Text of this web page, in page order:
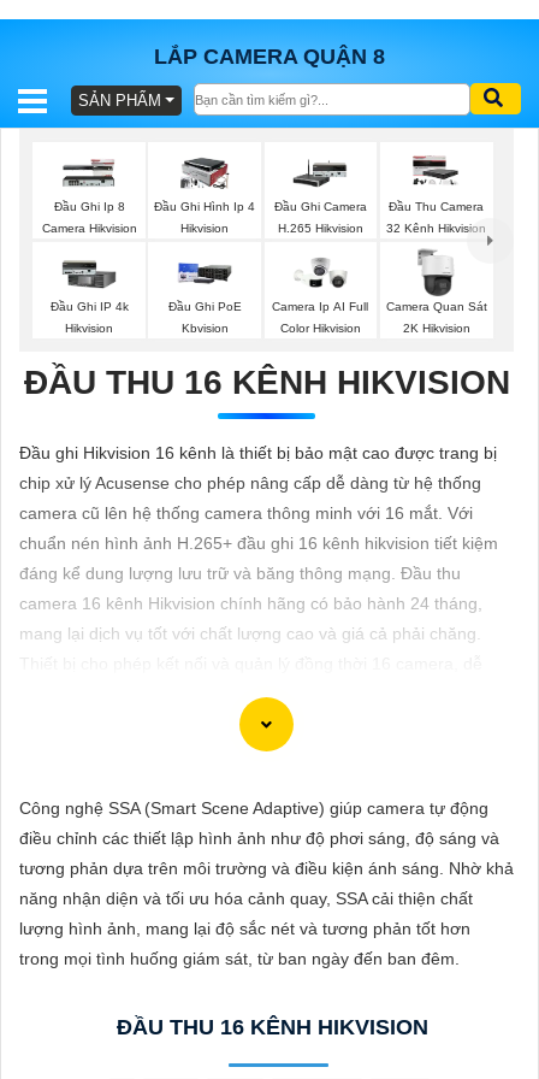
LẮP CAMERA QUẬN 8
BÁO
TRỌN
GÓI
SẢN
TƯ
VẤN
LẮP
ĐẶT
SẢN PHẨM
Đầu Ghi Ip 8
Camera Hikvision
Đầu Ghi Hình Ip 4
Hikvision
Đầu Ghi Camera
H.265 Hikvision
Đầu Thu Camera
32 Kênh Hikvision
Đầu Ghi IP 4k
Hikvision
Đầu Ghi PoE
Kbvision
Camera Ip AI Full
Color Hikvision
Camera Quan Sát
2K Hikvision
ĐẦU THU 16 KÊNH HIKVISION
Đầu ghi Hikvision 16 kênh là thiết bị bảo mật cao được trang bị
chip xử lý Acusense cho phép nâng cấp dễ dàng từ hệ thống
camera cũ lên hệ thống camera thông minh với 16 mắt. Với
chuẩn nén hình ảnh H.265+ đầu ghi 16 kênh hikvision tiết kiệm
đáng kể dung lượng lưu trữ và băng thông mạng. Đầu thu
camera 16 kênh Hikvision chính hãng có bảo hành 24 tháng,
mang lại dịch vụ tốt với chất lượng cao và giá cả phải chăng.
dàng truy cập và cấu hình, đồng thời hỗ trợ cổng Esata để mở
chăng cho ngôi nhà hoặc doanh nghiệp của mình? Hãy cân
nhắc lắp đặt Camera Hikvision, giải pháp hàng đầu trong lĩnh
Công nghệ SSA (Smart Scene Adaptive) giúp camera tự động
điều chỉnh các thiết lập hình ảnh như độ phơi sáng, độ sáng và
tương phản dựa trên môi trường và điều kiện ánh sáng. Nhờ khả
năng nhận diện và tối ưu hóa cảnh quay, SSA cải thiện chất
lượng hình ảnh, mang lại độ sắc nét và tương phản tốt hơn
trong mọi tình huống giám sát, từ ban ngày đến ban đêm.
ĐẦU THU 16 KÊNH HIKVISION